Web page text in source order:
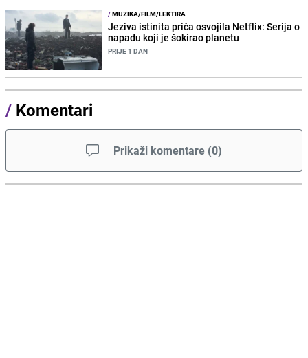
/MUZIKA/FILM/LEKTIRA
Jeziva istinita priča osvojila Netflix: Serija o
napadu koji je šokirao planetu
PRIJE 1 DAN
/ Komentari
Prikaži komentare (0)